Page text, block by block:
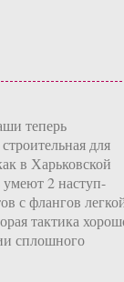
теперь
для
в Харьковской
умеют 2 наступ-
с флангов
тактика
сплошного